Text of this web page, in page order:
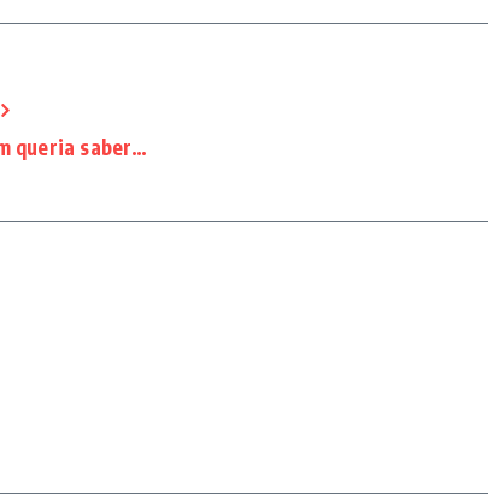
queria saber…